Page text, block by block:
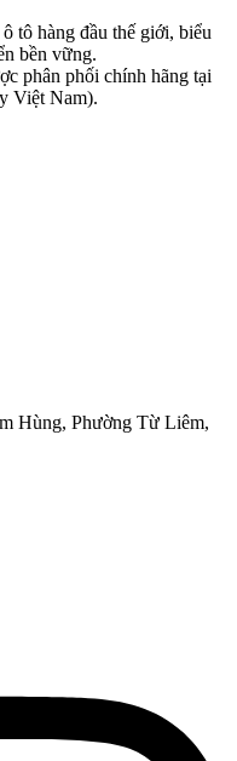
tô hàng đầu thế giới, biểu
bền vững.
phân phối chính hãng tại
Việt Nam).
Hùng, Phường Từ Liêm,